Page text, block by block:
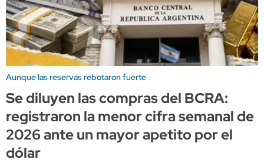
Aunque las reservas rebotaron fuerte
Se diluyen las compras del BCRA:
registraron la menor cifra semanal de
2026 ante un mayor apetito por el
dólar